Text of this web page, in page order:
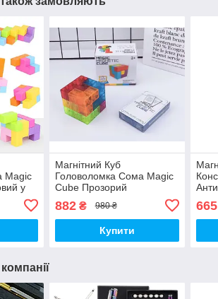
Magic
у
Магнітний Куб
Головоломка Сома Magic
Cube Прозорий
Різнокольоровий Набір з
картами 54 шт (00574)
882₴ 980 ₴
Купити
665